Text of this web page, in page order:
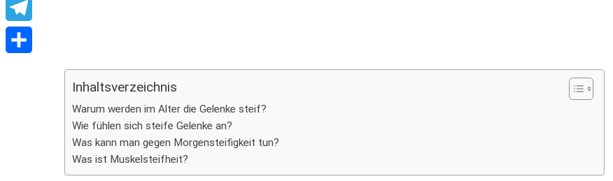
Inhaltsverzeichnis
Warum werden im Alter die Gelenke steif?
Wie fühlen sich steife Gelenke an?
Was kann man gegen Morgensteifigkeit tun?
Was ist Muskelsteifheit?
Telegram